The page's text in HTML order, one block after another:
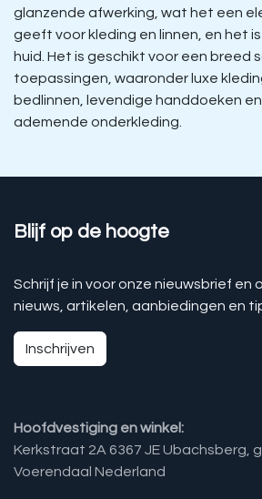
glanzende afwerking, wat het een
geeft voor kleding en linnen, en het
huid. Het is geschikt voor een breed
toepassingen, waaronder luxe
bedlinnen, levendige handdoeken
ademende onderkleding.
Blijf op de hoogte
Schrijf je in voor onze nieuwsbrief
nieuws, artikelen, aanbiedingen en
Inschrijven
Hoofdvestiging en winkel:
Kerkstraat 2A 6367 JE Ubachsberg,
Voerendaal Nederland